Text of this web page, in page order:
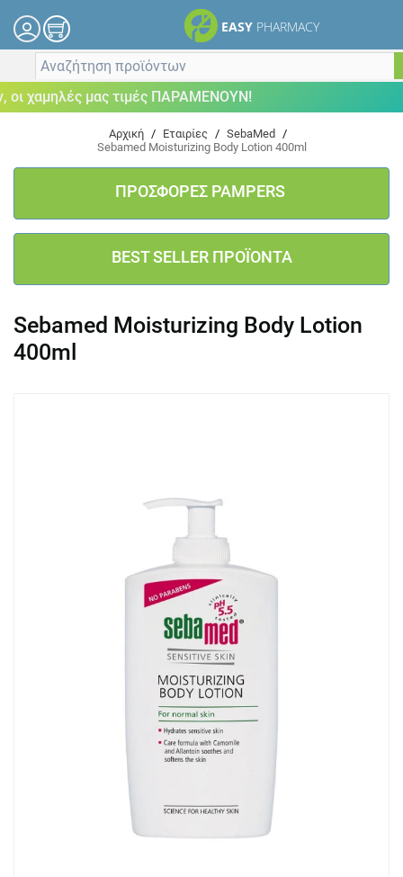
EASY PHARMACY
χαμηλές μας τιμές ΠΑΡΑΜΕΝΟΥΝ!
Αρχική / Εταιρίες / SebaMed /
Sebamed Moisturizing Body Lotion 400ml
ΠΡΟΣΦΟΡΕΣ PAMPERS
BEST SELLER ΠΡΟΪΟΝΤΑ
Sebamed Moisturizing Body Lotion
400ml